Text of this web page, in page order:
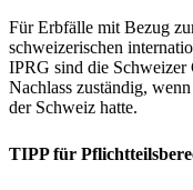
Für Erbfälle mit Bezug
schweizerischen
IPRG sind die Schweizer
Nachlass zuständig,
der Schweiz hatte.
TIPP für